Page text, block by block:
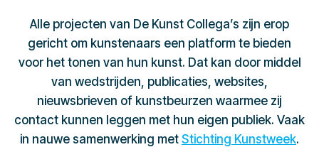
Alle projecten van De Kunst Collega’s zijn erop
gericht om kunstenaars een platform te bieden
voor het tonen van hun kunst. Dat kan door middel
van wedstrijden, publicaties, websites,
nieuwsbrieven of kunstbeurzen waarmee zij
contact kunnen leggen met hun eigen publiek. Vaak
in nauwe samenwerking met Stichting Kunstweek.